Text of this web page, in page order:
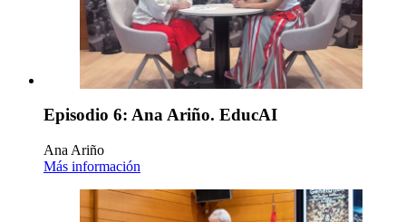
Episodio 6: Ana Ariño. EducAI
Ana Ariño
Más información